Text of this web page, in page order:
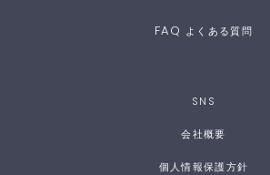
FAQ よくある質問
SNS
会社概要
個人情報保護方針